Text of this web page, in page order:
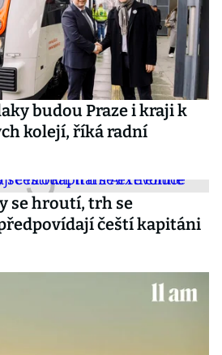
budou Praze i kraji k
kolejí, říká radní
se hroutí, trh se
čeští kapitáni